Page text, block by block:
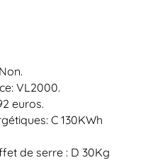
VL2000.
euros.
C 130KWh
de serre : D 30Kg